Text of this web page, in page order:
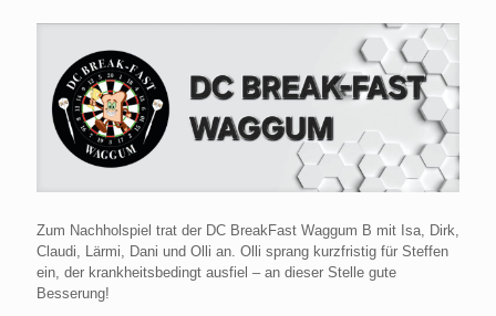
Zum Nachholspiel trat der DC BreakFast Waggum B mit Isa, Dirk,
Claudi, Lärmi, Dani und Olli an. Olli sprang kurzfristig für Steffen
ein, der krankheitsbedingt ausfiel – an dieser Stelle gute
Besserung!